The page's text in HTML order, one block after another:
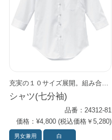
シャツ(七分袖)
品番：24312-81
価格：¥4,800 (税込価格￥5,280)
男女兼用 白